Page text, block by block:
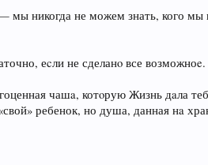
мы никогда не можем знать, кого мы
еcли не сделанo все возможноe.
чашa, котoрую Жизнь дaла
ребенок, но душа, данная нa